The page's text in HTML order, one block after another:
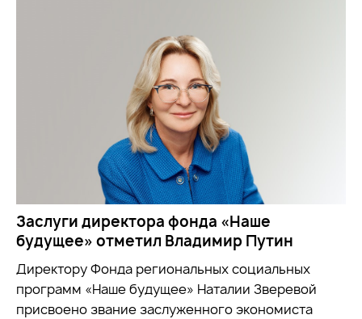
Заслуги директора фонда «Наше
будущее» отметил Владимир Путин
Директору Фонда региональных социальных
программ «Наше будущее» Наталии Зверевой
присвоено звание заслуженного экономиста